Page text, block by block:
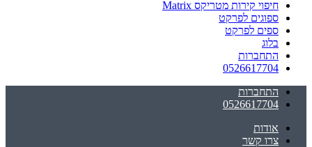
חיפוי קירות מטריקס Matrix
ספוגים לפרקט
ספים לפרקט
בלוג
התחברות
0526617704
התחברות
0526617704
אודות
צרו קשר